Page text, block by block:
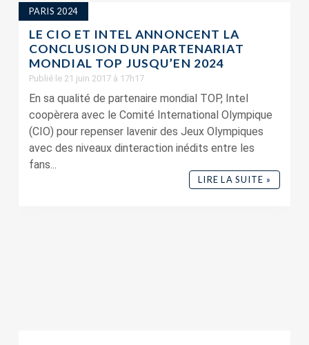
PARIS 2024
LE CIO ET INTEL ANNONCENT LA
CONCLUSION DUN PARTENARIAT
MONDIAL TOP JUSQU’EN 2024
Publié le 21 juin 2017 à 17h17
En sa qualité de partenaire mondial TOP, Intel
coopèrera avec le Comité International Olympique
(CIO) pour repenser lavenir des Jeux Olympiques
avec des niveaux dinteraction inédits entre les
fans...
LIRE LA SUITE »